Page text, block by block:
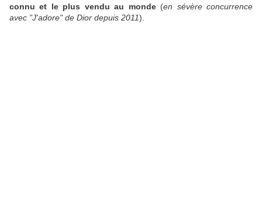
connu et le plus vendu au monde(en sévère concurrence
avec "J'adore" de Dior depuis 2011).